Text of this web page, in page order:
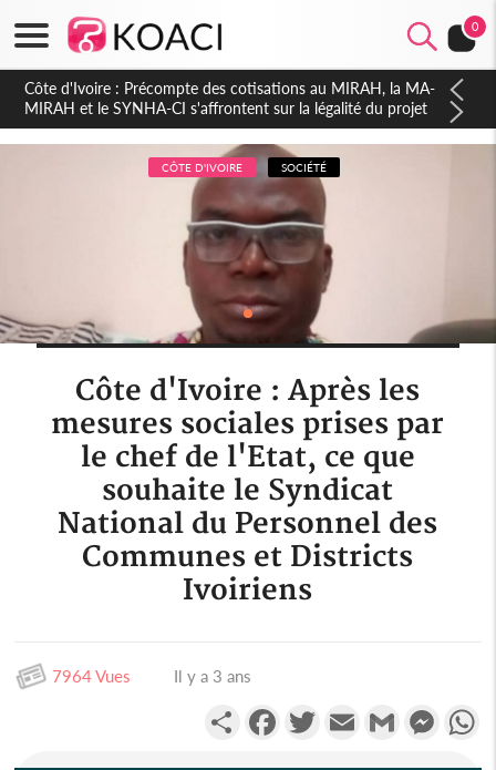
0
Côte d'Ivoire : Indépendance 2026, Thiam plaide pour un
environnement démocratique plus apaisé
CÔTE D'IVOIRE SOCIÉTÉ
Côte d'Ivoire : Après les
mesures sociales prises par
le chef de l'Etat, ce que
souhaite le Syndicat
National du Personnel des
Communes et Districts
Ivoiriens
7964 Vues Il y a 3 ans
PartagerFacebookTwitterEmail Gmail